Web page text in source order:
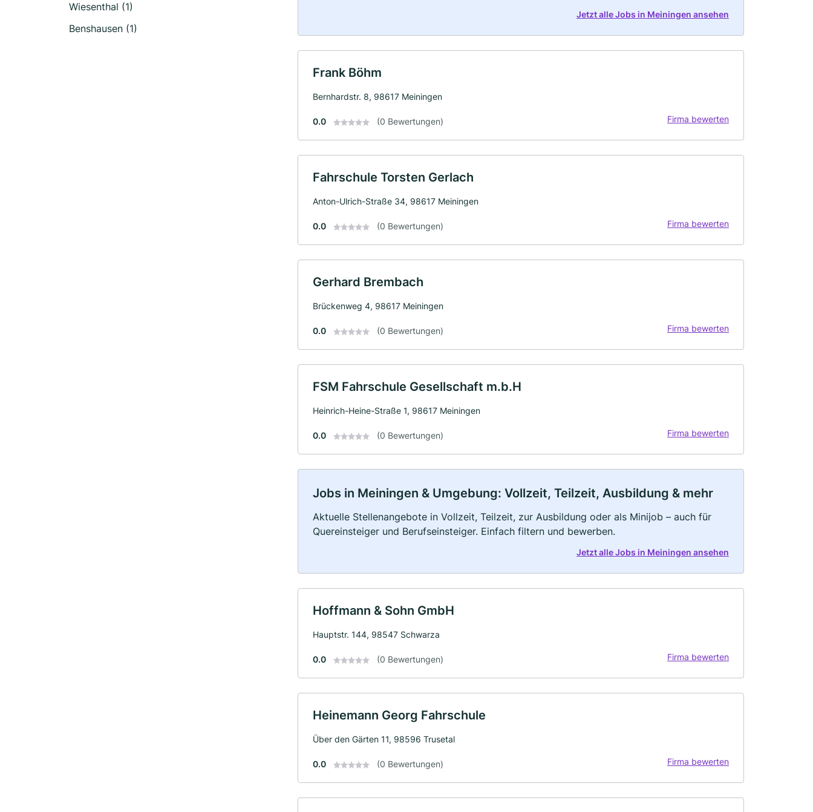
Wiesenthal (1)
Benshausen (1)
Jetzt alle Jobs in Meiningen ansehen
Frank Böhm
Bernhardstr. 8, 98617 Meiningen
0.0 (0 Bewertungen) Firma bewerten
Fahrschule Torsten Gerlach
Anton-Ulrich-Straße 34, 98617 Meiningen
0.0 (0 Bewertungen) Firma bewerten
Gerhard Brembach
Brückenweg 4, 98617 Meiningen
0.0 (0 Bewertungen) Firma bewerten
FSM Fahrschule Gesellschaft m.b.H
Heinrich-Heine-Straße 1, 98617 Meiningen
0.0 (0 Bewertungen) Firma bewerten
Jobs in Meiningen & Umgebung: Vollzeit, Teilzeit, Ausbildung & mehr
Aktuelle Stellenangebote in Vollzeit, Teilzeit, zur Ausbildung oder als Minijob – auch für
Quereinsteiger und Berufseinsteiger. Einfach filtern und bewerben.
Jetzt alle Jobs in Meiningen ansehen
Hoffmann & Sohn GmbH
Hauptstr. 144, 98547 Schwarza
0.0 (0 Bewertungen) Firma bewerten
Heinemann Georg Fahrschule
Über den Gärten 11, 98596 Trusetal
0.0 (0 Bewertungen) Firma bewerten